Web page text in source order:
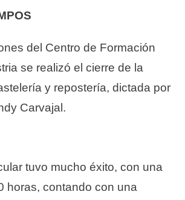
del Centro de Formación
se realizó el cierre de la
y repostería, dictada por
Carvajal.
tuvo mucho éxito, con una
horas, contando con una